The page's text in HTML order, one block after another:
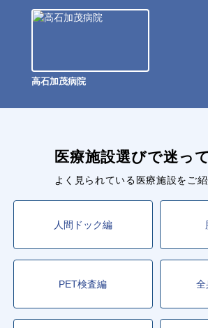
高石加茂病院
医療施設選びで迷っ
よく見られている医療施設をご紹
人間ドック編
PET検査編 全